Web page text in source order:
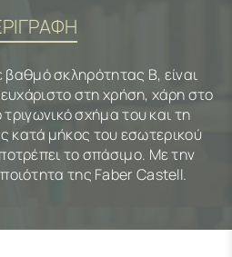
σκληρότητας Β, είναι
στη χρήση, χάρη στο
σχήμα του και τη
κατά μήκος του εσωτερικού
το σπάσιμο. Με την
της Faber Castell.